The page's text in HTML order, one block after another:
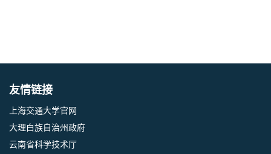
友情链接
上海交通大学官网
大理白族自治州政府
云南省科学技术厅